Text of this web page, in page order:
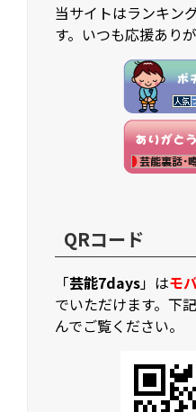
当サイトはランキン
す。いつも応援あり
QRコード
「芸能7days」はモ
でいただけます。下
んでご覧ください。